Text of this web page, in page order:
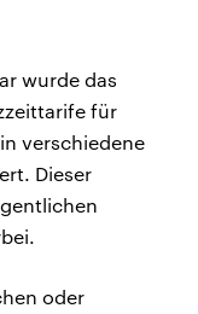
wurde das
für
verschiedene
Dieser
oder